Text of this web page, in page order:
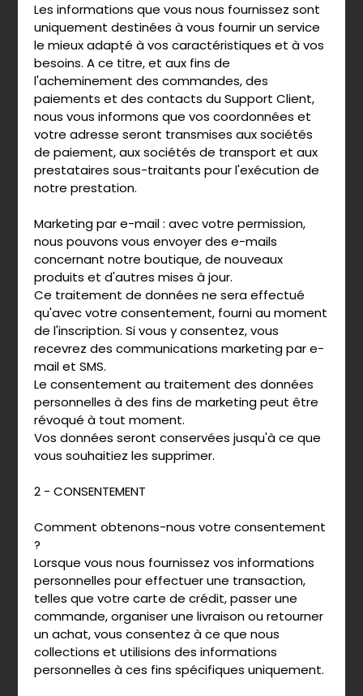
Les informations que vous nous fournissez sont
uniquement destinées à vous fournir un service
le mieux adapté à vos caractéristiques et à vos
besoins. A ce titre, et aux fins de
l'acheminement des commandes, des
paiements et des contacts du Support Client,
nous vous informons que vos coordonnées et
votre adresse seront transmises aux sociétés
de paiement, aux sociétés de transport et aux
prestataires sous-traitants pour l'exécution de
notre prestation.
Marketing par e-mail : avec votre permission,
nous pouvons vous envoyer des e-mails
concernant notre boutique, de nouveaux
produits et d'autres mises à jour.
Ce traitement de données ne sera effectué
qu'avec votre consentement, fourni au moment
de l'inscription. Si vous y consentez, vous
recevrez des communications marketing par e-
mail et SMS.
Le consentement au traitement des données
personnelles à des fins de marketing peut être
révoqué à tout moment.
Vos données seront conservées jusqu'à ce que
vous souhaitiez les supprimer.
2 - CONSENTEMENT
Comment obtenons-nous votre consentement
?
Lorsque vous nous fournissez vos informations
personnelles pour effectuer une transaction,
telles que votre carte de crédit, passer une
commande, organiser une livraison ou retourner
un achat, vous consentez à ce que nous
collections et utilisions des informations
personnelles à ces fins spécifiques uniquement.